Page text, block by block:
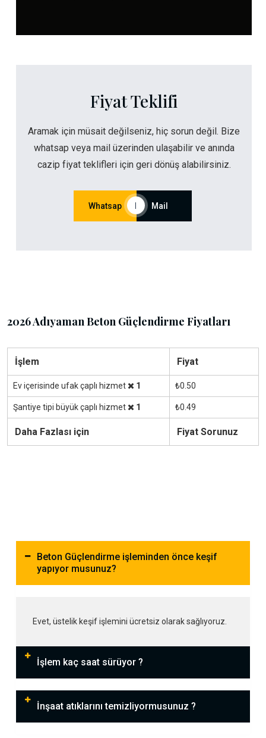
Fiyat Teklifi
Aramak için müsait değilseniz, hiç sorun değil. Bize
whatsap veya mail üzerinden ulaşabilir ve anında
cazip fiyat teklifleri için geri dönüş alabilirsiniz.
Whatsap Mail
2026 Adıyaman Beton Güçlendirme Fiyatları
İşlem Fiyat
Ev içerisinde ufak çaplı hizmet 1 ₺0.50
Şantiye tipi büyük çaplı hizmet 1 ₺0.49
Daha Fazlası için Fiyat Sorunuz
Beton Güçlendirme işleminden önce keşif
yapıyor musunuz?
Evet, üstelik keşif işlemini ücretsiz olarak sağlıyoruz.
İşlem kaç saat sürüyor ?
İnşaat atıklarını temizliyormusunuz ?